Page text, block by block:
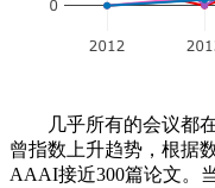
几乎所有的会议都在
曾指数上升趋势，根据
AAAI接近300篇论文。